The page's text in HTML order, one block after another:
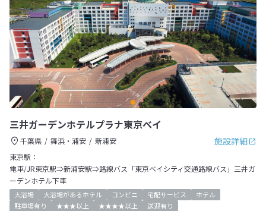
三井ガーデンホテルプラナ東京ベイ
施設詳細
千葉県 舞浜・浦安
新浦安
東京駅：
電車/JR東京駅⇒新浦安駅⇒路線バス「東京ベイシティ交通路線バス」三井ガ
ーデンホテル下車
大浴場 大浴場があるホテル コンビニ 宅配サービス
ホテル
駐車場有り
★★★以上 ★★★★以上 送迎有り